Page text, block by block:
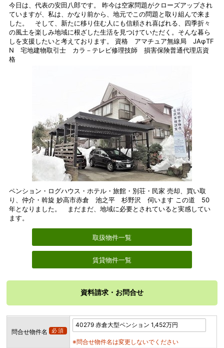
今日は、代表の安田八郎です。 昨今は空家問題がクローズアップされ
ていますが、私は、かなり前から、地元でこの問題と取り組んで来ま
した。 そして、新たに移り住む人にも信頼され喜ばれる、四季折々
の風土を楽しみ地域に根ざした生活を見つけていただく。そんな暮ら
しを支援したいと考えております。 資格 アマチュア無線局 JAφTF
N 宅地建物取引士 カラ－テレビ修理技師 損害保険普通代理店資
格
ペンション・ログハウス・ホテル・旅館・別荘・民家 売却、買い取
り、仲介・斡旋 妙高市赤倉 池之平 杉野沢 伺います この道 50
年となりました。 まだまだ、地域に必要とされていると実感してい
ます。
取扱物件一覧
賃貸物件一覧
資料請求・お問合せ
問合せ物件名 必須
※問合せ物件名は変更しないでください